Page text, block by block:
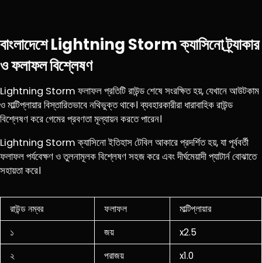
বাংলাদেশে Lightning Storm ক্যাসিনো ট্র্যাকার
ও ফলাফল বিশ্লেষণ
Lightning Storm ফলাফল প্রতিটি রাউন্ড শেষে সংরক্ষিত হয়, যেখানে আউটকাম
ও মাল্টিপ্লায়ার বিস্তারিতভাবে নথিভুক্ত থাকে। ব্যবহারকারীরা ধারাবাহিক রাউন্ড
বিশ্লেষণ করে গেমের প্রবণতা মূল্যায়ন করতে পারেন।
Lightning Storm ক্যাসিনো ইতিহাস টেবিল আকারে প্রদর্শিত হয়, যা পূর্ববর্তী
ফলাফল পর্যবেক্ষণ ও তুলনামূলক বিশ্লেষণ সহজ করে এবং দীর্ঘমেয়াদী প্যাটার্ন বোঝাতে
সহায়তা করে।
রাউন্ড নম্বর ফলাফল
মাল্টিপ্লায়ার
১
জয়
x2.5
২
পরাজয়
x1.0